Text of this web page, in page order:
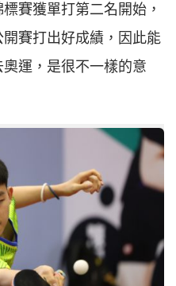
賽獲單打第二名開始，
賽打出好成績，因此能
運，是很不一樣的意